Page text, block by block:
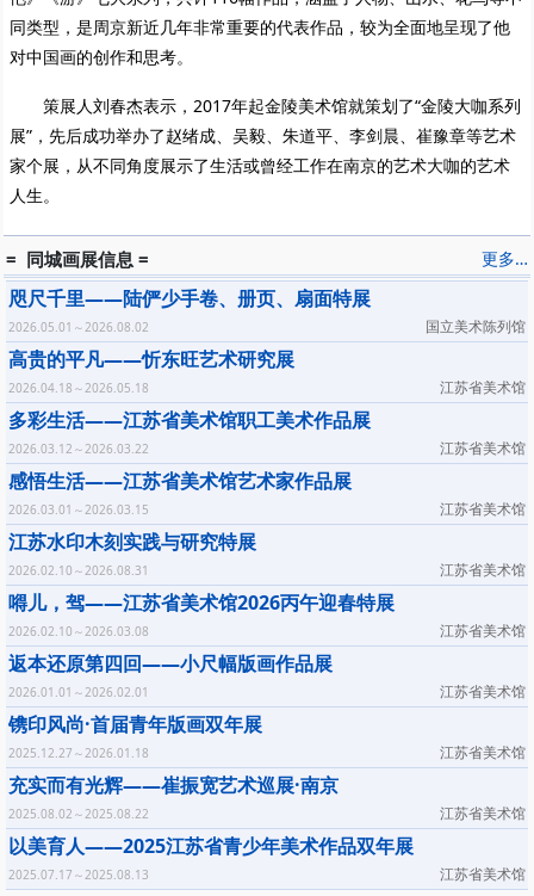
同类型，是周京新近几年非常重要的代表作品，较为全面地呈现了他
对中国画的创作和思考。
策展人刘春杰表示，2017年起金陵美术馆就策划了“金陵大咖系列
展”，先后成功举办了赵绪成、吴毅、朱道平、李剑晨、崔豫章等艺术
家个展，从不同角度展示了生活或曾经工作在南京的艺术大咖的艺术
人生。
更多…
= 同城画展信息 =
咫尺千里——陆俨少手卷、册页、扇面特展
国立美术陈列馆
2026.05.01～2026.08.02
高贵的平凡——忻东旺艺术研究展
江苏省美术馆
2026.04.18～2026.05.18
多彩生活——江苏省美术馆职工美术作品展
江苏省美术馆
2026.03.12～2026.03.22
感悟生活——江苏省美术馆艺术家作品展
江苏省美术馆
2026.03.01～2026.03.15
江苏水印木刻实践与研究特展
江苏省美术馆
2026.02.10～2026.08.31
嘚儿，驾——江苏省美术馆2026丙午迎春特展
江苏省美术馆
2026.02.10～2026.03.08
返本还原第四回——小尺幅版画作品展
江苏省美术馆
2026.01.01～2026.02.01
镌印风尚·首届青年版画双年展
江苏省美术馆
2025.12.27～2026.01.18
充实而有光辉——崔振宽艺术巡展·南京
江苏省美术馆
2025.08.02～2025.08.22
以美育人——2025江苏省青少年美术作品双年展
江苏省美术馆
2025.07.17～2025.08.13